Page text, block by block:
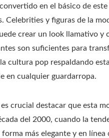
en el básico de
Celebrities y figuras de la
crear un look llamativo y
son suficientes para
cultura pop respaldando
en cualquier guardarropa.
crucial destacar que esta
del 2000, cuando la
más elegante y en